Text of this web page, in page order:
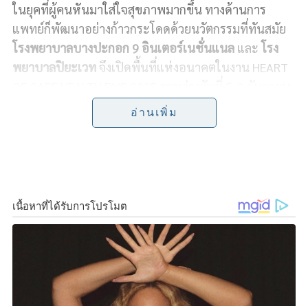
c
e
b
n
e
i
t
t
e
r
p
y
L
i
n
r
e
ในยุคที่ผู้คนหันมาใส่ใจสุขภาพมากขึ้น ทางด้านการ
แพทย์ก็พัฒนาอย่างก้าวกระโดดด้วยนวัตกรรมที่ทันสมัย
โรงพยาบาลบางปะกอก 9 อินเตอร์เนชั่นแนลและ โรง
พยาบาลปิยะเวทจึงเปิดพื้นที่แห่งอนาคตในงาน HEART
2568 เวลา 11.00-20.00 น. ณ ลานลิฟต์แก้ว ชั้น 1
ศูนย์การค้าเซ็นทรัลพระราม 2 โดยงานจัดขึ้นภายใต้
ต้องและตระหนักถึงความสำคัญของการดูแลสุขภาพแบบ
องค์รวม ด้วยนวัตกรรมและเทคโนโลยีทางการแพทย์ รวม
ถึงกิจกรรมสร้างเสริมสุขภาพหลากหลายรูปแบบ ควบคู่
กับการร่วมช่วยเหลือสังคม ด้วยการนำรายได้ส่วนหนึ่ง
จากการจัดงานสมทบโครงการ “บางปะกอกบอกรัก ปันรัก
สู่ชุมชน” โดยทุกการตรวจสุขภาพของผู้ร่วมงานจะถูกส่ง
อ่านเพิ่ม